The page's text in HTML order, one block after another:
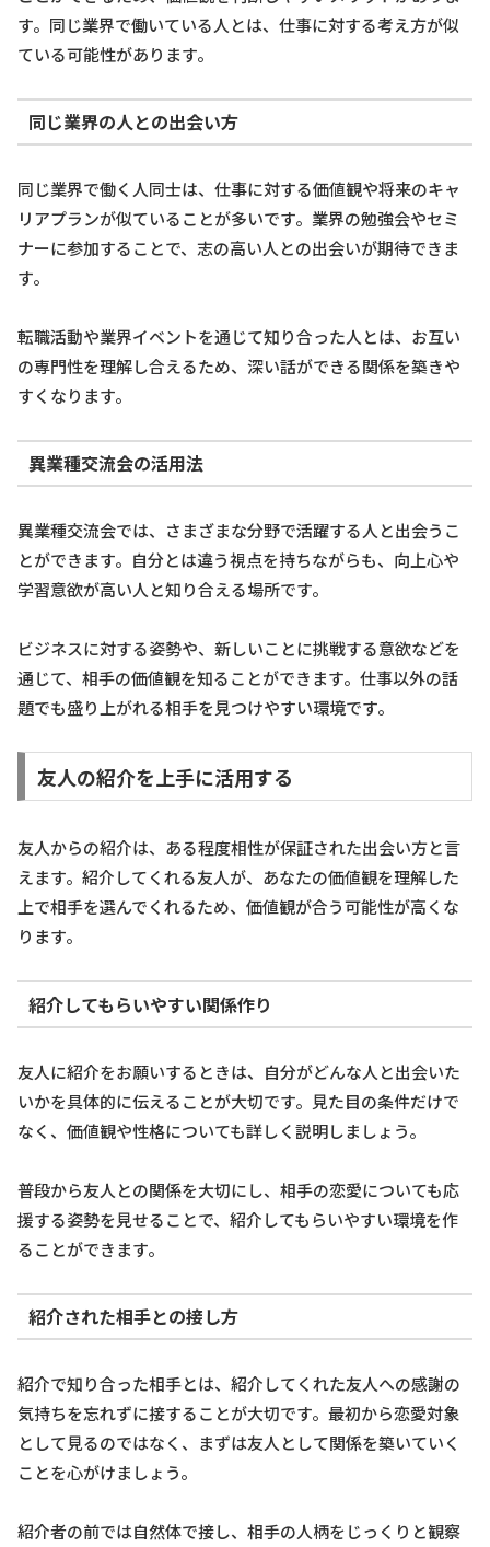
す。同じ業界で働いている人とは、仕事に対する考え方が似
ている可能性があります。
同じ業界の人との出会い方
同じ業界で働く人同士は、仕事に対する価値観や将来のキャ
リアプランが似ていることが多いです。業界の勉強会やセミ
ナーに参加することで、志の高い人との出会いが期待できま
す。
転職活動や業界イベントを通じて知り合った人とは、お互い
の専門性を理解し合えるため、深い話ができる関係を築きや
すくなります。
異業種交流会の活用法
異業種交流会では、さまざまな分野で活躍する人と出会うこ
とができます。自分とは違う視点を持ちながらも、向上心や
学習意欲が高い人と知り合える場所です。
ビジネスに対する姿勢や、新しいことに挑戦する意欲などを
通じて、相手の価値観を知ることができます。仕事以外の話
題でも盛り上がれる相手を見つけやすい環境です。
友人の紹介を上手に活用する
友人からの紹介は、ある程度相性が保証された出会い方と言
えます。紹介してくれる友人が、あなたの価値観を理解した
上で相手を選んでくれるため、価値観が合う可能性が高くな
ります。
紹介してもらいやすい関係作り
友人に紹介をお願いするときは、自分がどんな人と出会いた
いかを具体的に伝えることが大切です。見た目の条件だけで
なく、価値観や性格についても詳しく説明しましょう。
普段から友人との関係を大切にし、相手の恋愛についても応
援する姿勢を見せることで、紹介してもらいやすい環境を作
ることができます。
紹介された相手との接し方
紹介で知り合った相手とは、紹介してくれた友人への感謝の
気持ちを忘れずに接することが大切です。最初から恋愛対象
として見るのではなく、まずは友人として関係を築いていく
ことを心がけましょう。
紹介者の前では自然体で接し、相手の人柄をじっくりと観察